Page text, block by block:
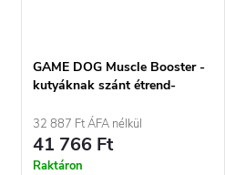
GAME DOG Muscle Booster -
kutyáknak szánt étrend-
32 887 Ft ÁFA nélkül
41 766 Ft
Raktáron